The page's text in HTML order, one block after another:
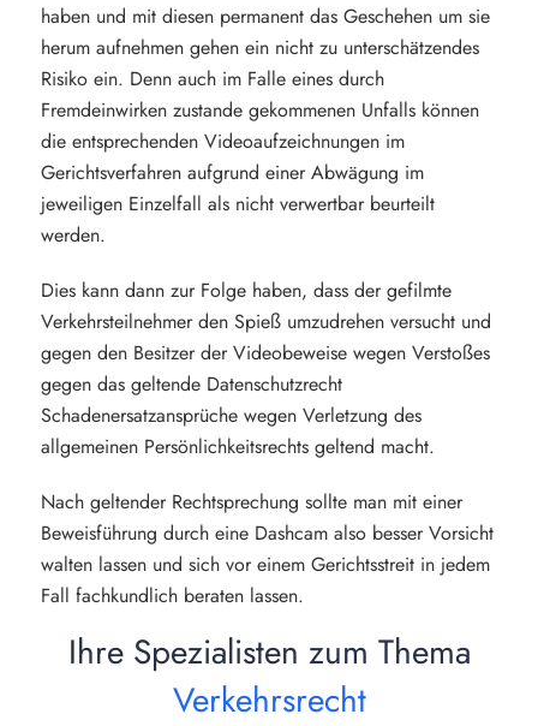
haben und mit diesen permanent das Geschehen um sie
herum aufnehmen gehen ein nicht zu unterschätzendes
Risiko ein. Denn auch im Falle eines durch
Fremdeinwirken zustande gekommenen Unfalls können
die entsprechenden Videoaufzeichnungen im
Gerichtsverfahren aufgrund einer Abwägung im
jeweiligen Einzelfall als nicht verwertbar beurteilt
werden.
Dies kann dann zur Folge haben, dass der gefilmte
Verkehrsteilnehmer den Spieß umzudrehen versucht und
gegen den Besitzer der Videobeweise wegen Verstoßes
gegen das geltende Datenschutzrecht
Schadenersatzansprüche wegen Verletzung des
allgemeinen Persönlichkeitsrechts geltend macht.
Nach geltender Rechtsprechung sollte man mit einer
Beweisführung durch eine Dashcam also besser Vorsicht
walten lassen und sich vor einem Gerichtsstreit in jedem
Fall fachkundlich beraten lassen.
Ihre Spezialisten zum Thema
Verkehrsrecht